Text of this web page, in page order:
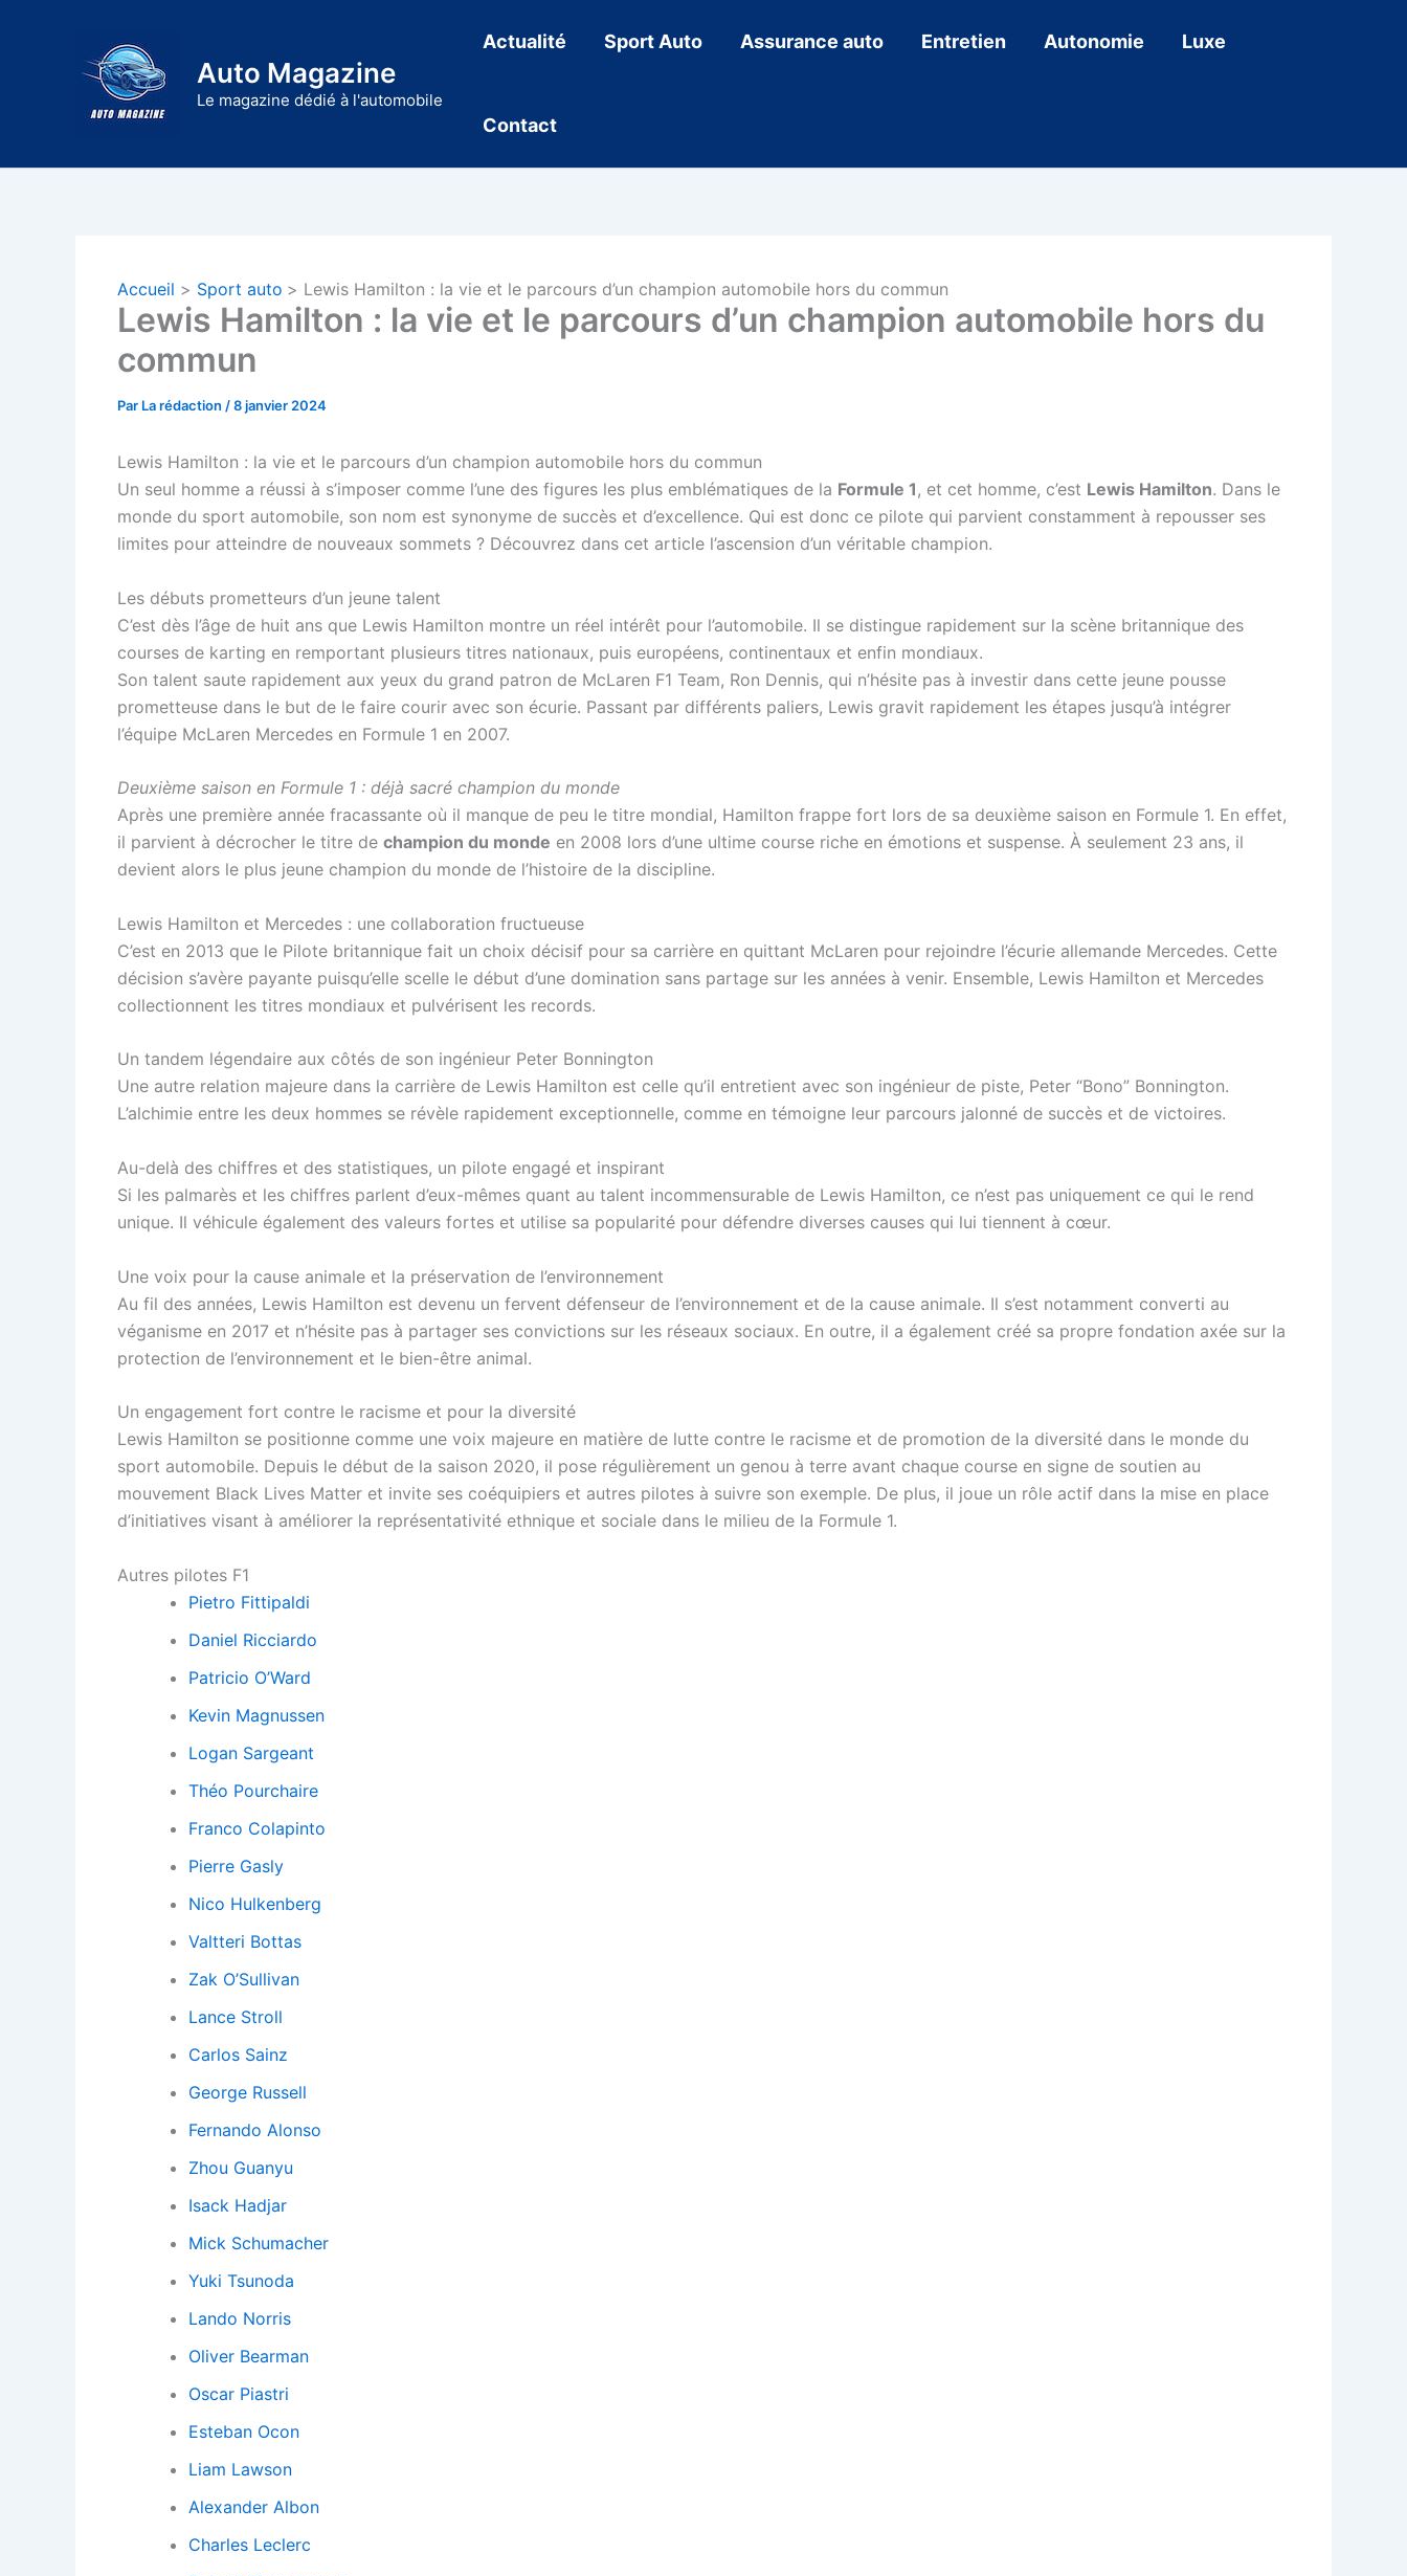
Auto Magazine
Le magazine dédié à l'automobile
Actualité Sport Auto Assurance auto Entretien Autonomie Luxe
Contact
Accueil Sport auto Lewis Hamilton : la vie et le parcours d’un champion automobile hors du commun
Lewis Hamilton : la vie et le parcours d’un champion automobile hors du
commun
Par La rédaction /8 janvier 2024
Lewis Hamilton : la vie et le parcours d’un champion automobile hors du commun
Un seul homme a réussi à s’imposer comme l’une des figures les plus emblématiques de la Formule 1, et cet homme, c’est Lewis Hamilton. Dans le
monde du sport automobile, son nom est synonyme de succès et d’excellence. Qui est donc ce pilote qui parvient constamment à repousser ses
limites pour atteindre de nouveaux sommets ? Découvrez dans cet article l’ascension d’un véritable champion.
Les débuts prometteurs d’un jeune talent
C’est dès l’âge de huit ans que Lewis Hamilton montre un réel intérêt pour l’automobile. Il se distingue rapidement sur la scène britannique des
courses de karting en remportant plusieurs titres nationaux, puis européens, continentaux et enfin mondiaux.
Son talent saute rapidement aux yeux du grand patron de McLaren F1 Team, Ron Dennis, qui n’hésite pas à investir dans cette jeune pousse
prometteuse dans le but de le faire courir avec son écurie. Passant par différents paliers, Lewis gravit rapidement les étapes jusqu’à intégrer
l’équipe McLaren Mercedes en Formule 1 en 2007.
Deuxième saison en Formule 1 : déjà sacré champion du monde
Après une première année fracassante où il manque de peu le titre mondial, Hamilton frappe fort lors de sa deuxième saison en Formule 1. En effet,
il parvient à décrocher le titre de champion du monde en 2008 lors d’une ultime course riche en émotions et suspense. À seulement 23 ans, il
devient alors le plus jeune champion du monde de l’histoire de la discipline.
Lewis Hamilton et Mercedes : une collaboration fructueuse
C’est en 2013 que le Pilote britannique fait un choix décisif pour sa carrière en quittant McLaren pour rejoindre l’écurie allemande Mercedes. Cette
décision s’avère payante puisqu’elle scelle le début d’une domination sans partage sur les années à venir. Ensemble, Lewis Hamilton et Mercedes
collectionnent les titres mondiaux et pulvérisent les records.
Un tandem légendaire aux côtés de son ingénieur Peter Bonnington
Une autre relation majeure dans la carrière de Lewis Hamilton est celle qu’il entretient avec son ingénieur de piste, Peter “Bono” Bonnington.
L’alchimie entre les deux hommes se révèle rapidement exceptionnelle, comme en témoigne leur parcours jalonné de succès et de victoires.
Au-delà des chiffres et des statistiques, un pilote engagé et inspirant
Si les palmarès et les chiffres parlent d’eux-mêmes quant au talent incommensurable de Lewis Hamilton, ce n’est pas uniquement ce qui le rend
unique. Il véhicule également des valeurs fortes et utilise sa popularité pour défendre diverses causes qui lui tiennent à cœur.
Une voix pour la cause animale et la préservation de l’environnement
Au fil des années, Lewis Hamilton est devenu un fervent défenseur de l’environnement et de la cause animale. Il s’est notamment converti au
véganisme en 2017 et n’hésite pas à partager ses convictions sur les réseaux sociaux. En outre, il a également créé sa propre fondation axée sur la
protection de l’environnement et le bien-être animal.
Un engagement fort contre le racisme et pour la diversité
Lewis Hamilton se positionne comme une voix majeure en matière de lutte contre le racisme et de promotion de la diversité dans le monde du
sport automobile. Depuis le début de la saison 2020, il pose régulièrement un genou à terre avant chaque course en signe de soutien au
mouvement Black Lives Matter et invite ses coéquipiers et autres pilotes à suivre son exemple. De plus, il joue un rôle actif dans la mise en place
d’initiatives visant à améliorer la représentativité ethnique et sociale dans le milieu de la Formule 1.
Autres pilotes F1
Pietro Fittipaldi
Daniel Ricciardo
Patricio O’Ward
Kevin Magnussen
Logan Sargeant
Théo Pourchaire
Franco Colapinto
Pierre Gasly
Nico Hulkenberg
Valtteri Bottas
Zak O’Sullivan
Lance Stroll
Carlos Sainz
George Russell
Fernando Alonso
Zhou Guanyu
Isack Hadjar
Mick Schumacher
Yuki Tsunoda
Lando Norris
Oliver Bearman
Oscar Piastri
Esteban Ocon
Liam Lawson
Alexander Albon
Charles Leclerc